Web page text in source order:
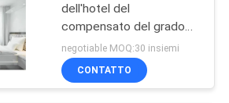
dell'hotel del
compensato del grado
E1
negotiable MOQ:30 insiemi
CONTATTO